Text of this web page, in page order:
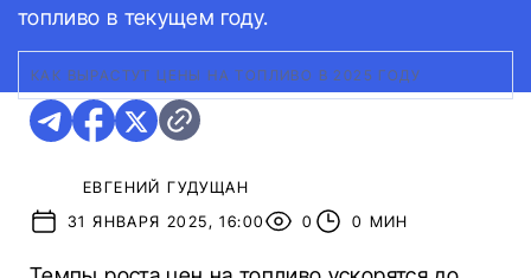
топливо в текущем году.
КАК ВЫРАСТУТ ЦЕНЫ НА ТОПЛИВО В 2025 ГОДУ
ЕВГЕНИЙ ГУДУЩАН
31 ЯНВАРЯ 2025, 16:00
0 0 МИН